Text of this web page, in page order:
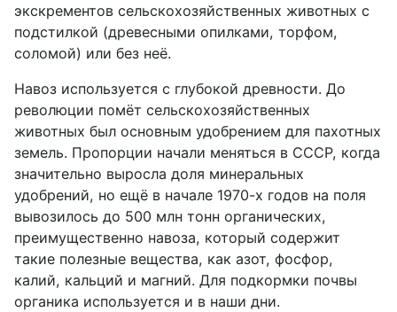
экскрементов сельскохозяйственных животных с
подстилкой (древесными опилками, торфом,
соломой) или без неё.
Навоз используется с глубокой древности. До
революции помёт сельскохозяйственных
животных был основным удобрением для пахотных
земель. Пропорции начали меняться в СССР, когда
значительно выросла доля минеральных
удобрений, но ещё в начале 1970-х годов на поля
вывозилось до 500 млн тонн органических,
преимущественно навоза, который содержит
такие полезные вещества, как азот, фосфор,
калий, кальций и магний. Для подкормки почвы
органика используется и в наши дни.